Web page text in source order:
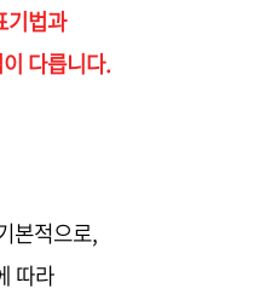
기법과
다릅니다.
본적으로,
따라